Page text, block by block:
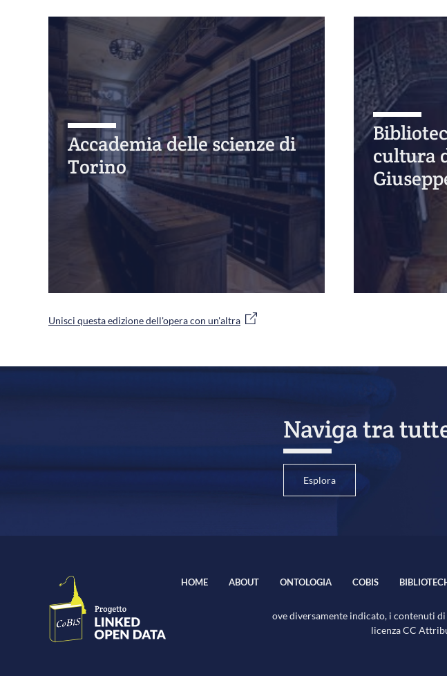
Accademia delle scienze di
Torino
cultura
Unisci questa edizione dell'opera con un'altra
Naviga tra
Esplora
HOME ABOUT ONTOLOGIA COBIS
ove diversamente indicato, i contenuti
licenzaCC